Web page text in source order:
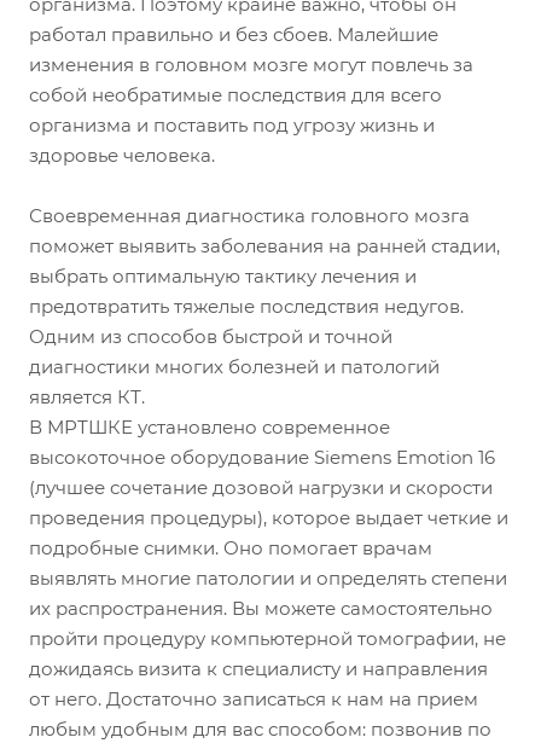
организма. Поэтому крайне важно, чтобы он
работал правильно и без сбоев. Малейшие
изменения в головном мозге могут повлечь за
собой необратимые последствия для всего
организма и поставить под угрозу жизнь и
здоровье человека.
Своевременная диагностика головного мозга
поможет выявить заболевания на ранней стадии,
выбрать оптимальную тактику лечения и
предотвратить тяжелые последствия недугов.
Одним из способов быстрой и точной
диагностики многих болезней и патологий
является КТ.
В МРТШКЕ установлено современное
высокоточное оборудование Siemens Emotion 16
(лучшее сочетание дозовой нагрузки и скорости
проведения процедуры), которое выдает четкие и
подробные снимки. Оно помогает врачам
выявлять многие патологии и определять степени
их распространения. Вы можете самостоятельно
пройти процедуру компьютерной томографии, не
дожидаясь визита к специалисту и направления
от него. Достаточно записаться к нам на прием
любым удобным для вас способом: позвонив по